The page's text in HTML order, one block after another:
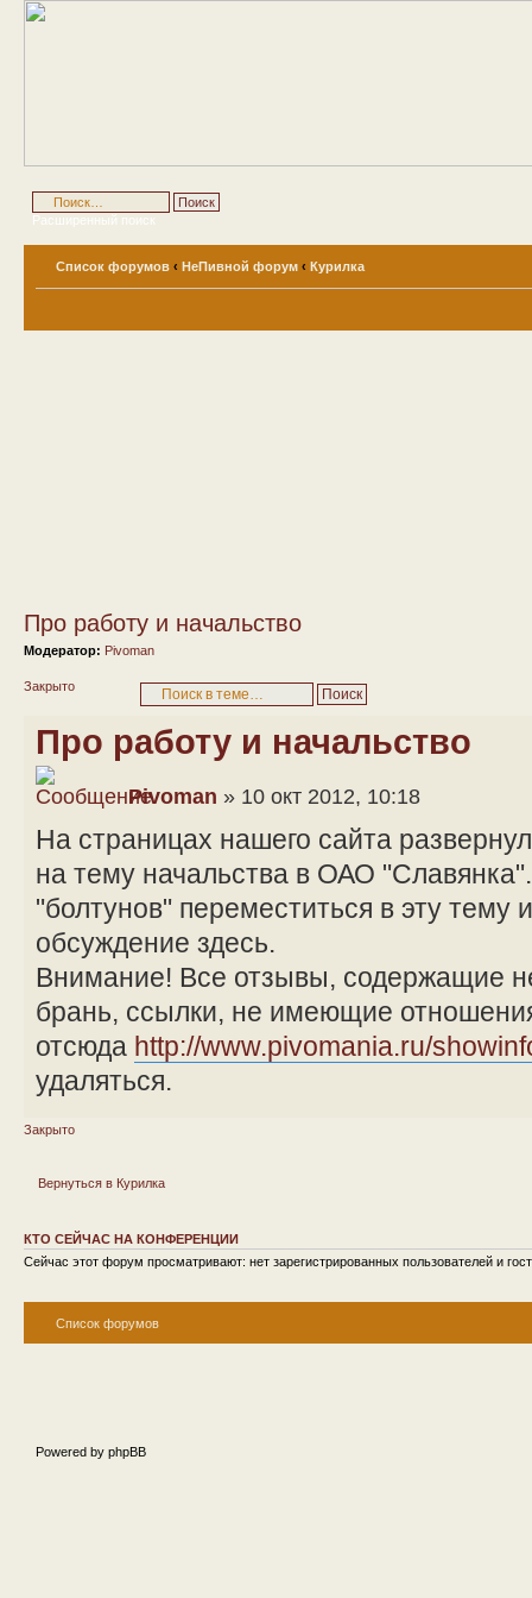
Расширенный поиск
Список форумов ‹ НеПивной форум ‹ Курилка
Про работу и начальство
Модератор: Pivoman
Закрыто
Про работу и начальство
Pivoman » 10 окт 2012, 10:18
На страницах нашего сайта
на тему начальства в ОАО
"болтунов" переместиться в эту тему
обсуждение здесь.
Внимание! Все отзывы, содержащие
брань, ссылки, не имеющие
отсюда http://www.pivomania.ru/
удаляться.
Закрыто
Вернуться в Курилка
КТО СЕЙЧАС НА КОНФЕРЕНЦИИ
Сейчас этот форум просматривают: нет зарегистрированных пользователей и
Список форумов
Powered by phpBB